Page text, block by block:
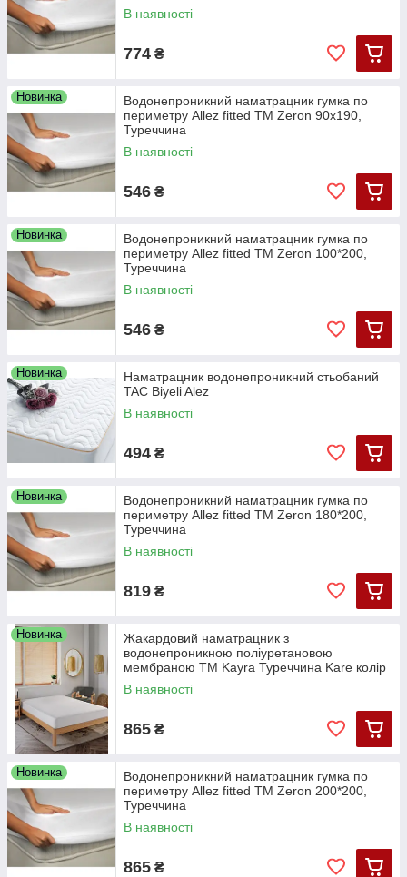
В наявності
774 ₴
Новинка
Водонепроникний наматрацник гумка по
периметру Allez fitted TM Zeron 90х190,
Туреччина
В наявності
546 ₴
Новинка
Водонепроникний наматрацник гумка по
периметру Allez fitted TM Zeron 100*200,
Туреччина
В наявності
546 ₴
Новинка
Наматрацник водонепроникний стьобаний
TAC Biyeli Alez
В наявності
494 ₴
Новинка
Водонепроникний наматрацник гумка по
периметру Allez fitted TM Zeron 180*200,
Туреччина
В наявності
819 ₴
Новинка
Жакардовий наматрацник з
водонепроникною поліуретановою
мембраною ТМ Kayra Туреччина Kare колір
білий
В наявності
865 ₴
Новинка
Водонепроникний наматрацник гумка по
периметру Allez fitted TM Zeron 200*200,
Туреччина
В наявності
865 ₴